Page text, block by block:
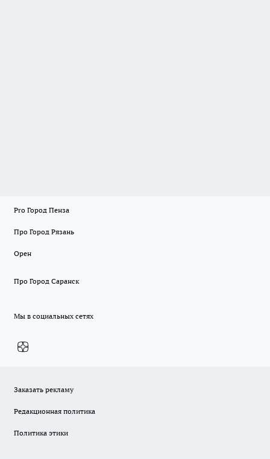
Pro Город Пенза
Про Город Рязань
Орен
Про Город Саранск
Мы в социальных сетях
Заказать рекламу
Редакционная политика
Политика этики